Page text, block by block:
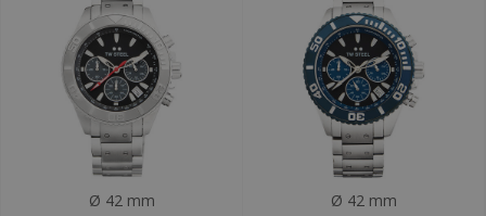
Ø 42 mm Ø 42 mm